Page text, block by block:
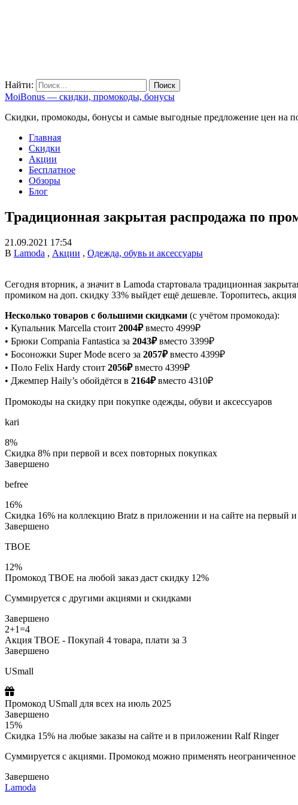
Найти:
MoiBonus — скидки, промокоды, бонусы
Скидки, промокоды, бонусы и самые выгодные предложение цен на
Главная
Скидки
Акции
Бесплатное
Обзоры
Блог
Традиционная закрытая распродажа по
21.09.2021 17:54
В Lamoda , Акции , Одежда, обувь и аксессуары
Сегодня вторник, а значит в Lamoda стартовала традиционная
промиком на доп. скидку 33% выйдет ещё дешевле. Торопитесь, акция
Несколько товаров с большими скидками (с учётом промокода):
• Купальник Marcella стоит 2004₽вместо 4999₽
• Брюки Compania Fantastica за 2043₽вместо 3399₽
• Босоножки Super Mode всего за 2057₽вместо 4399₽
• Поло Felix Hardy стоит 2056₽вместо 4399₽
• Джемпер Haily’s обойдётся в 2164₽вместо 4310₽
Промокоды на скидку при покупке одежды, обуви и аксессуаров
kari
8%
Скидка 8% при первой и всех повторных покупках
Завершено
befree
16%
Скидка 16% на коллекцию Bratz в приложении и на сайте на первый и
Завершено
ТВОЕ
12%
Промокод ТВОЕ на любой заказ даст скидку 12%
Суммируется с другими акциями и скидками
Завершено
2+1=4
Акция ТВОЕ - Покупай 4 товара, плати за 3
Завершено
USmall
Промокод USmall для всех на июль 2025
Завершено
15%
Скидка 15% на любые заказы на сайте и в приложении Ralf Ringer
Cуммируется с акциями. Промокод можно применять неограниченное
Завершено
Lamoda